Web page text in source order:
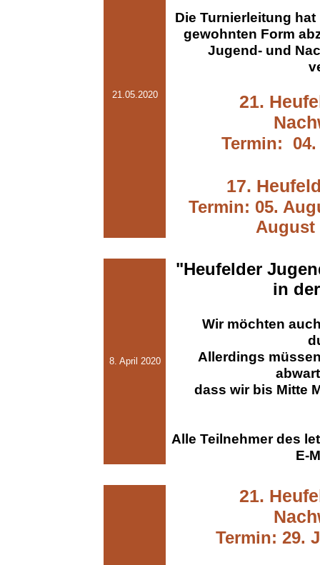
21.05.2020
Die Turnierleitung
gewohnten Form
Jugend- und
21.
Termin: 04.
17.
Termin: 05.
August
8. April 2020
"Heufelder
in
Wir möchten
Allerdings
dass wir bis Mitte
Alle Teilnehmer des
E-
21.
Termin: 29.